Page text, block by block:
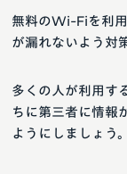
無料のWi-Fiを利
が漏れないよう対
多くの人が利用す
ちに第三者に情報
ようにしましょう。